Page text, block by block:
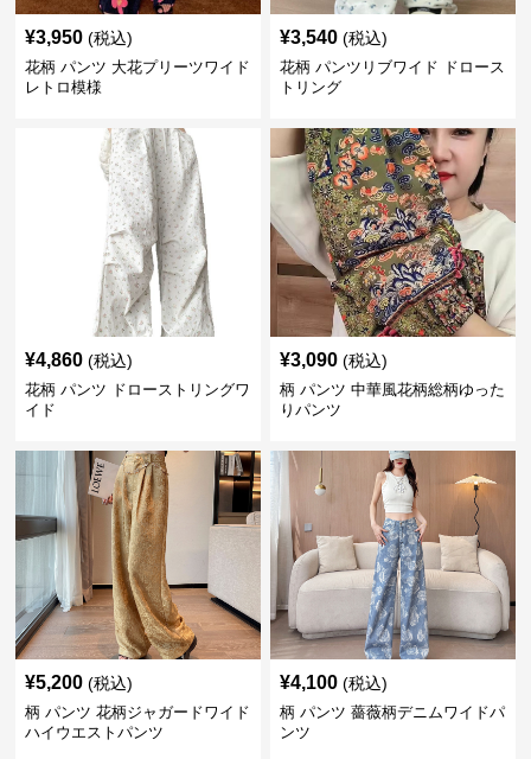
¥3,950 (税込)
花柄 パンツ 大花プリーツワイド
レトロ模様
¥3,540 (税込)
花柄 パンツリブワイド ドロース
トリング
¥4,860 (税込)
花柄 パンツ ドローストリングワ
イド
¥3,090 (税込)
柄 パンツ 中華風花柄総柄ゆった
りパンツ
¥5,200 (税込)
柄 パンツ 花柄ジャガードワイド
ハイウエストパンツ
¥4,100 (税込)
柄 パンツ 薔薇柄デニムワイドパ
ンツ